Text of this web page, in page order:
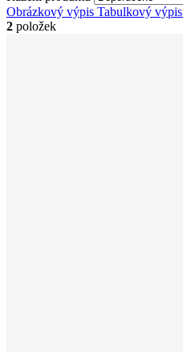
Obrázkový výpis Tabulkový výpis
2 položek